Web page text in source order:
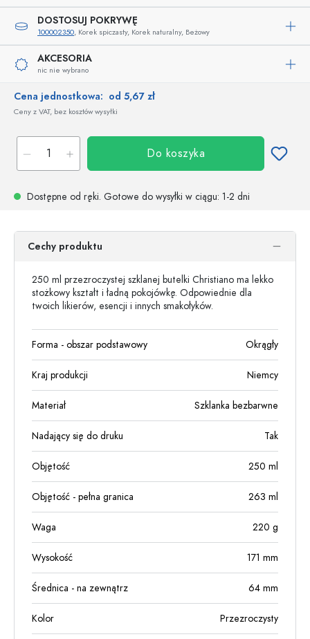
DOSTOSUJ POKRYWĘ
100002350, Korek spiczasty, Korek naturalny, Beżowy
AKCESORIA
nic nie wybrano
Cena jednostkowa: od 5,67 zł
Ceny z VAT, bez kosztów wysyłki
Do koszyka
Dostępne od ręki. Gotowe do wysyłki w ciągu: 1-2 dni
Cechy produktu
250 ml przezroczystej szklanej butelki Christiano ma lekko
stożkowy kształt i ładną pokojówkę. Odpowiednie dla
twoich likierów, esencji i innych smakołyków.
Forma - obszar podstawowy Okrągły
Kraj produkcji Niemcy
Materiał Szklanka bezbarwne
Nadający się do druku Tak
Objętość 250 ml
Objętość - pełna granica 263 ml
Waga 220 g
Wysokość 171 mm
Średnica - na zewnątrz 64 mm
Kolor Przezroczysty